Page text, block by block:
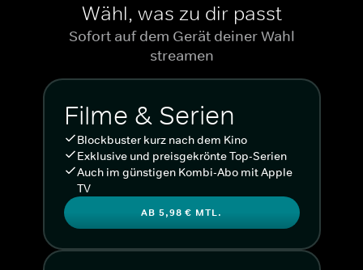
Wähl, was zu dir passt
Sofort auf dem Gerät deiner Wahl
streamen
Filme & Serien
Blockbuster kurz nach dem Kino
Exklusive und preisgekrönte Top-Serien
Auch im günstigen Kombi-Abo mit Apple
TV
AB 5,98 € MTL.